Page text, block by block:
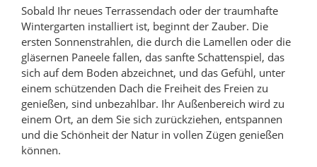
Sobald Ihr neues Terrassendach oder der traumhafte
Wintergarten installiert ist, beginnt der Zauber. Die
ersten Sonnenstrahlen, die durch die Lamellen oder die
gläsernen Paneele fallen, das sanfte Schattenspiel, das
sich auf dem Boden abzeichnet, und das Gefühl, unter
einem schützenden Dach die Freiheit des Freien zu
genießen, sind unbezahlbar. Ihr Außenbereich wird zu
einem Ort, an dem Sie sich zurückziehen, entspannen
und die Schönheit der Natur in vollen Zügen genießen
können.